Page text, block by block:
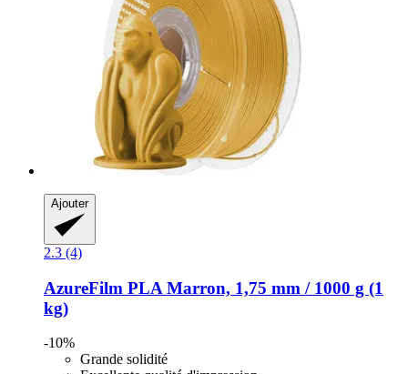
Ajouter
2.3 (4)
AzureFilm PLA Marron, 1,75 mm / 1000 g (1
kg)
-10%
Grande solidité